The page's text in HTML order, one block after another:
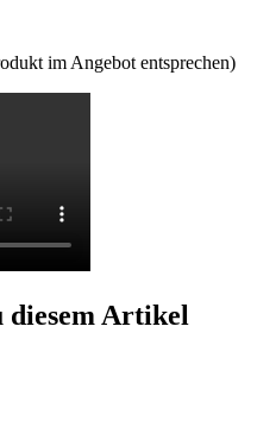
im Angebot entsprechen)
diesem Artikel